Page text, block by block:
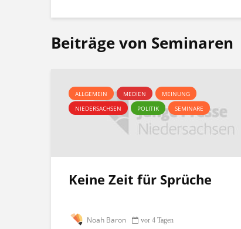
Beiträge von Seminaren
ALLGEMEIN MEDIEN
MEINUNG
NIEDERSACHSEN
POLITIK SEMINARE
Keine Zeit für Sprüche
Noah Baron vor 4 Tagen